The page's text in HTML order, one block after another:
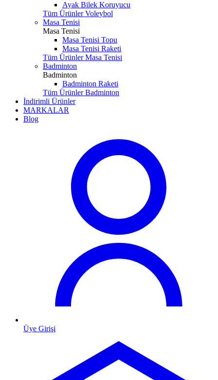
Ayak Bilek Koruyucu
Tüm Ürünler Voleybol
Masa Tenisi
Masa Tenisi
Masa Tenisi Topu
Masa Tenisi Raketi
Tüm Ürünler Masa Tenisi
Badminton
Badminton
Badminton Raketi
Tüm Ürünler Badminton
İndirimli Ürünler
MARKALAR
Blog
Üye Girişi